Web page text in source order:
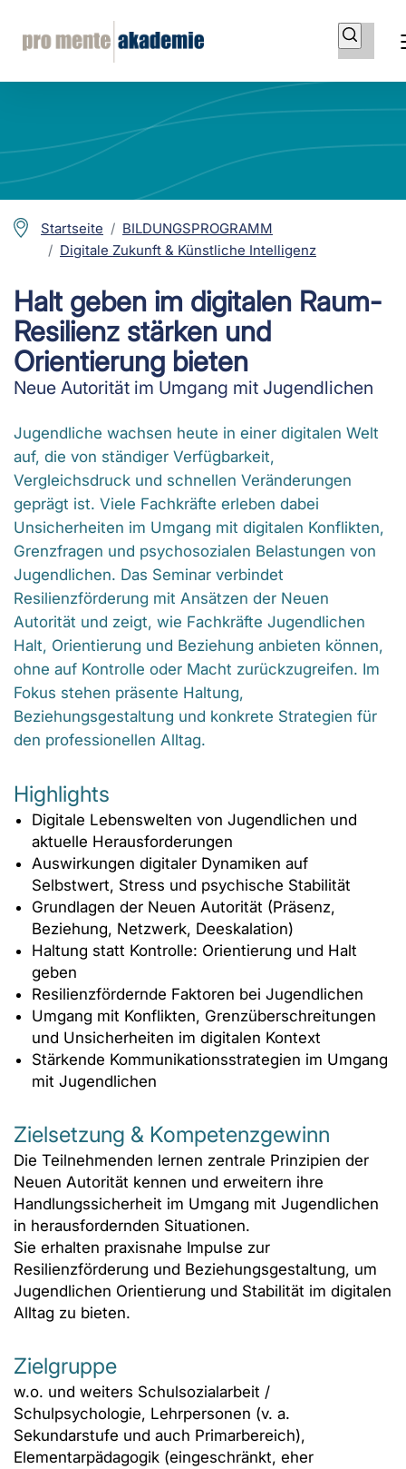
Startseite
BILDUNGSPROGRAMM
Digitale Zukunft & Künstliche Intelligenz
Orientierung bieten
Halt geben im digitalen Raum-
Resilienz stärken und
Orientierung bieten
Neue Autorität im Umgang mit Jugendlichen
Jugendliche wachsen heute in einer digitalen Welt
auf, die von ständiger Verfügbarkeit,
Vergleichsdruck und schnellen Veränderungen
geprägt ist. Viele Fachkräfte erleben dabei
Unsicherheiten im Umgang mit digitalen Konflikten,
Grenzfragen und psychosozialen Belastungen von
Jugendlichen. Das Seminar verbindet
Resilienzförderung mit Ansätzen der Neuen
Autorität und zeigt, wie Fachkräfte Jugendlichen
Halt, Orientierung und Beziehung anbieten können,
ohne auf Kontrolle oder Macht zurückzugreifen. Im
Fokus stehen präsente Haltung,
Beziehungsgestaltung und konkrete Strategien für
den professionellen Alltag.
Highlights
Digitale Lebenswelten von Jugendlichen und
aktuelle Herausforderungen
Auswirkungen digitaler Dynamiken auf
Selbstwert, Stress und psychische Stabilität
Grundlagen der Neuen Autorität (Präsenz,
Beziehung, Netzwerk, Deeskalation)
Haltung statt Kontrolle: Orientierung und Halt
geben
Resilienzfördernde Faktoren bei Jugendlichen
Umgang mit Konflikten, Grenzüberschreitungen
und Unsicherheiten im digitalen Kontext
Stärkende Kommunikationsstrategien im Umgang
mit Jugendlichen
Zielsetzung & Kompetenzgewinn
Die Teilnehmenden lernen zentrale Prinzipien der
Neuen Autorität kennen und erweitern ihre
Handlungssicherheit im Umgang mit Jugendlichen
in herausfordernden Situationen.
Sie erhalten praxisnahe Impulse zur
Resilienzförderung und Beziehungsgestaltung, um
Jugendlichen Orientierung und Stabilität im digitalen
Alltag zu bieten.
Zielgruppe
w.o. und weiters Schulsozialarbeit /
Schulpsychologie, Lehrpersonen (v. a.
Sekundarstufe und auch Primarbereich),
Elementarpädagogik (eingeschränkt, eher